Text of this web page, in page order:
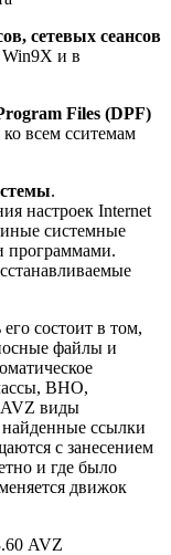
сетевых сеансов
Win9X и в
Files (DPF)
всем сситемам
.
настроек Internet
системные
программами.
его состоит в том,
файлы и
BHO,
AVZ виды
найденные ссылки
с занесением
и где было
движок
AVZ